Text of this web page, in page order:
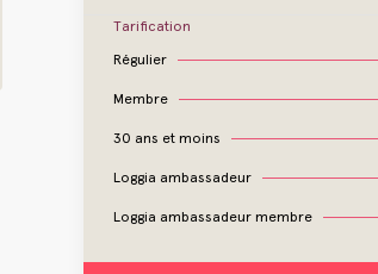
Tarification
Régulier
Membre
30 ans et moins
Loggia ambassadeur
Loggia ambassadeur membre